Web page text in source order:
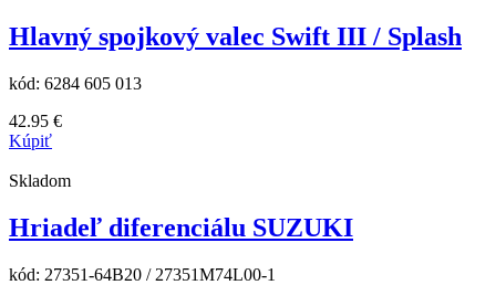
Hlavný spojkový valec Swift III / Splash
kód: 6284 605 013
42.95 €
Kúpiť
Skladom
Hriadeľ diferenciálu SUZUKI
kód: 27351-64B20 / 27351M74L00-1